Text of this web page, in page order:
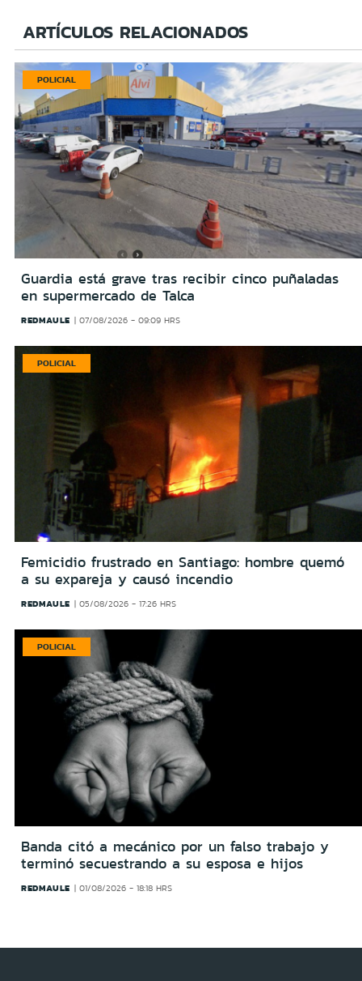
ARTÍCULOS RELACIONADOS
POLICIAL
Guardia está grave tras recibir cinco puñaladas
en supermercado de Talca
REDMAULE 07/08/2026 - 09:09 HRS
POLICIAL
Femicidio frustrado en Santiago: hombre quemó
a su expareja y causó incendio
REDMAULE 05/08/2026 - 17:26 HRS
POLICIAL
Banda citó a mecánico por un falso trabajo y
terminó secuestrando a su esposa e hijos
REDMAULE 01/08/2026 - 18:18 HRS